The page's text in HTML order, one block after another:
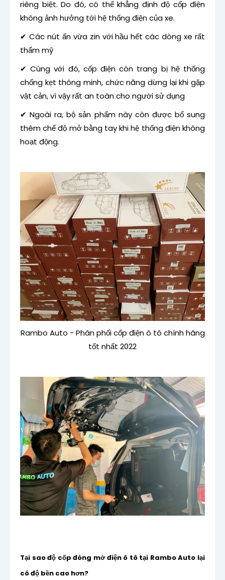
riêng biệt. Do đó, có thể khẳng định độ cốp điện
không ảnh hưởng tới hệ thống điện của xe.
✔ Các nút ấn vừa zin với hầu hết các dòng xe rất
thẩm mỹ
✔ Cùng với đó, cốp điện còn trang bị hệ thống
chống kẹt thông minh, chức năng dừng lại khi gặp
vật cản, vì vậy rất an toàn cho người sử dụng
✔ Ngoài ra, bộ sản phẩm này còn được bổ sung
thêm chế độ mở bằng tay khi hệ thống điện không
hoạt động.
Rambo Auto - Phân phối cốp điện ô tô chính hãng
tốt nhất 2022
Tại sao độ cốp đóng mở điện ô tô tại Rambo Auto lại
có độ bền cao hơn?